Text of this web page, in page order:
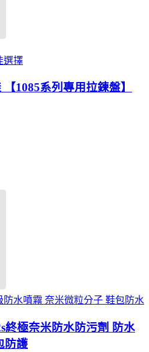
選擇
1085系列專用拉鍊盤】
防水噴霧 奈米微粒分子 鞋包防水
終極奈米防水防污劑 防水
防護